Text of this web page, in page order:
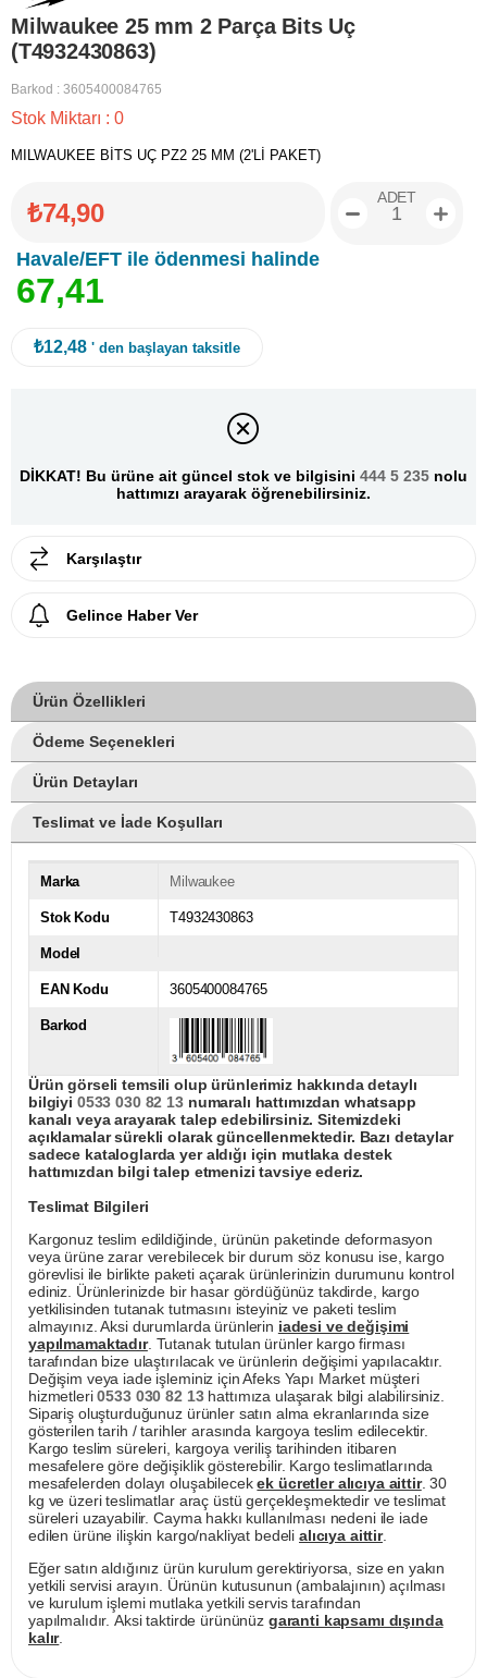
Milwaukee 25 mm 2 Parça Bits Uç
(T4932430863)
Barkod : 3605400084765
Stok Miktarı : 0
MILWAUKEE BİTS UÇ PZ2 25 MM (2'Lİ PAKET)
₺74,90
Havale/EFT ile ödenmesi halinde
67,41
ADET
₺12,48 ' den başlayan taksitle
DİKKAT! Bu ürüne ait güncel stok ve bilgisini 444 5 235 nolu
hattımızı arayarak öğrenebilirsiniz.
Karşılaştır
Gelince Haber Ver
Ürün Özellikleri
Ödeme Seçenekleri
Ürün Detayları
Teslimat ve İade Koşulları
Marka Milwaukee
Stok Kodu T4932430863
Model
EAN Kodu 3605400084765
Barkod
Ürün görseli temsili olup ürünlerimiz hakkında detaylı
bilgiyi 0533 030 82 13numaralı hattımızdan whatsapp
kanalı veya arayarak talep edebilirsiniz. Sitemizdeki
açıklamalar sürekli olarak güncellenmektedir. Bazı detaylar
sadece kataloglarda yer aldığı için mutlaka destek
hattımızdan bilgi talep etmenizi tavsiye ederiz.
Teslimat Bilgileri
Kargonuz teslim edildiğinde, ürünün paketinde deformasyon
veya ürüne zarar verebilecek bir durum söz konusu ise, kargo
görevlisi ile birlikte paketi açarak ürünlerinizin durumunu kontrol
ediniz. Ürünlerinizde bir hasar gördüğünüz takdirde, kargo
yetkilisinden tutanak tutmasını isteyiniz ve paketi teslim
almayınız. Aksi durumlarda ürünlerin iadesi ve değişimi
yapılmamaktadır. Tutanak tutulan ürünler kargo firması
tarafından bize ulaştırılacak ve ürünlerin değişimi yapılacaktır.
Değişim veya iade işleminiz için Afeks Yapı Market müşteri
hizmetleri0533 030 82 13hattımıza ulaşarak bilgi alabilirsiniz.
Sipariş oluşturduğunuz ürünler satın alma ekranlarında size
gösterilen tarih / tarihler arasında kargoya teslim edilecektir.
Kargo teslim süreleri, kargoya veriliş tarihinden itibaren
mesafelere göre değişiklik gösterebilir. Kargo teslimatlarında
mesafelerden dolayı oluşabilecekek ücretler alıcıya aittir. 30
kg ve üzeri teslimatlar araç üstü gerçekleşmektedir ve teslimat
süreleri uzayabilir. Cayma hakkı kullanılması nedeni ile iade
edilen ürüne ilişkin kargo/nakliyat bedeli alıcıya aittir.
Eğer satın aldığınız ürün kurulum gerektiriyorsa, size en yakın
yetkili servisi arayın. Ürünün kutusunun (ambalajının) açılması
ve kurulum işlemi mutlaka yetkili servis tarafından
yapılmalıdır. Aksi taktirde ürününüz garanti kapsamı dışında
kalır.